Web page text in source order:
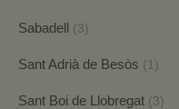
Sabadell (3)
Sant Adrià de Besòs (1)
Sant Boi de Llobregat (3)